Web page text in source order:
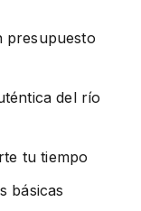
presupuesto
del río
tu tiempo
básicas